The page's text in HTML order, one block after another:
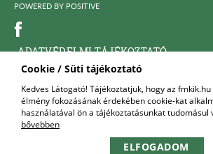
Cookie / Süti tájékoztató
Kedves Látogató! Tájékoztatjuk, hogy az
élmény fokozásának érdekében cookie-kat
használatával ön a tájékoztatásunkat tudomásul
bővebben
ELFOGADOM
POWERED BY POSITIVE
ADATVÉDELMI TÁJÉKOZTATÓ
FELNŐTTKÉPZŐ SZERVEZET